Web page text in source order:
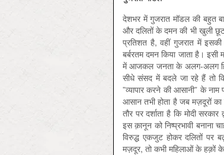
देशभर में गुजरात मॉडल की बहुत
और दलितों के दमन की भी खुली
प्रतिशत है, वहीं गुजरात में
बर्बरतम दमन किया जाता है।
में आजकल जनता के अलग-अलग
सीधे संसद में बदले जा रहे हैं तो
”व्यापार करने की आसानी” के
आसान तभी होता है जब मज़दूरों
तौर पर दर्शाता है कि मोदी
इस क़ानून को निष्प्रभावी
विरुद्ध एकजुट होकर दलितों
मज़दूर, तो कभी महिलाओं के हक़ों के